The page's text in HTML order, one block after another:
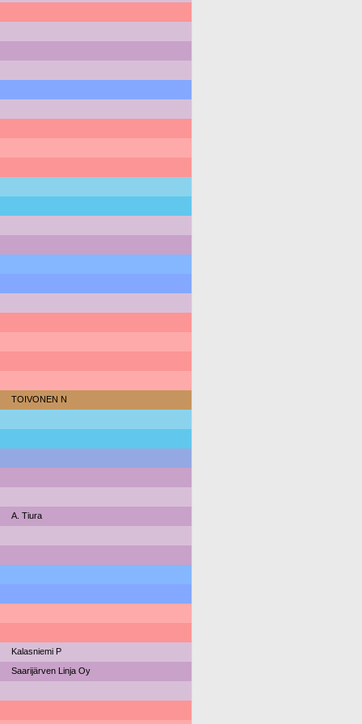
TOIVONEN N
A. Tiura
Kalasniemi P
Saarijärven Linja Oy